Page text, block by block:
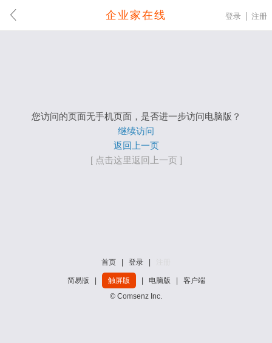
企业家在线 登录 注册
您访问的页面无手机页面，是否进一步访问电脑版？
继续访问
返回上一页
[ 点击这里返回上一页 ]
首页 登录
简易版 触屏版 电脑版
客户端
© Comsenz Inc.